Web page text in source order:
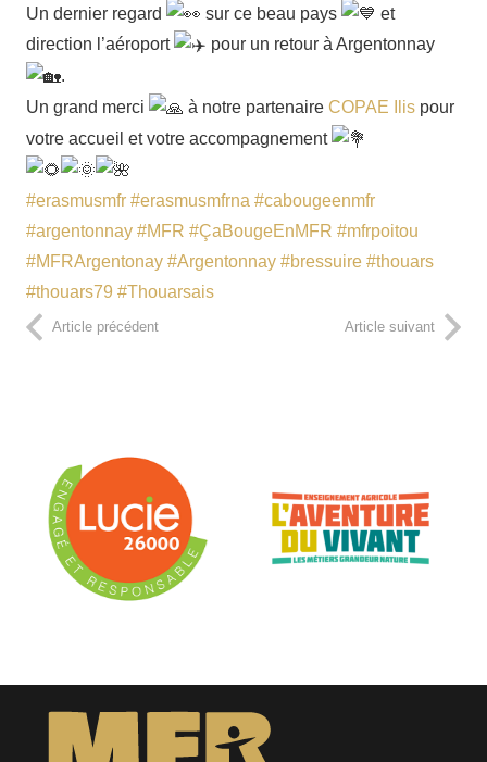
Un dernier regard
sur ce beau pays
et
direction l’aéroport
pour un retour à Argentonnay
.
Un grand merci
à notre partenaire COPAE Ilis pour
votre accueil et votre accompagnement
#erasmusmfr #erasmusmfrna #cabougeenmfr
#argentonnay #MFR #ÇaBougeEnMFR #mfrpoitou
#MFRArgentonay #Argentonnay #bressuire #thouars
#thouars79 #Thouarsais
Article précédent Article suivant